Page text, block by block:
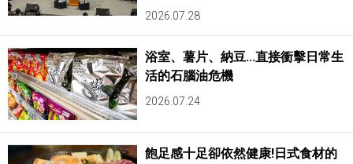
2026.07.28
浴室、薯片、納豆...直接衝擊日常生
活的石腦油危機
2026.07.24
飽足感十足卻依然健康!日式食材的